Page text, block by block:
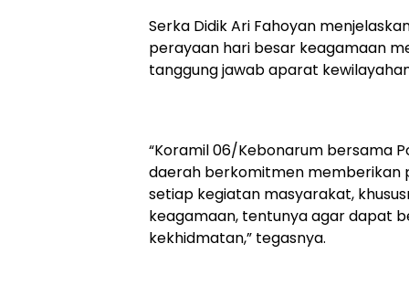
Serka Didik Ari Fahoyan
perayaan hari besar keagamaan
tanggung jawab aparat
“Koramil 06/Kebonarum bersama
daerah berkomitmen memberikan
setiap kegiatan masyarakat,
keagamaan, tentunya agar dapat
kekhidmatan,” tegasnya.